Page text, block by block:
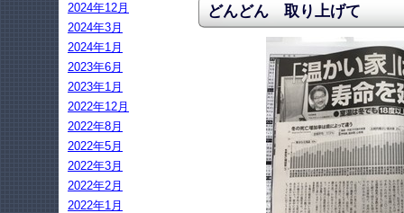
どんどん 取り上げて
2024年12月
2024年3月
2024年1月
2023年6月
2023年1月
2022年12月
2022年8月
2022年5月
2022年3月
2022年2月
2022年1月